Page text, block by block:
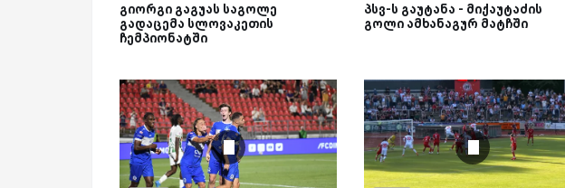
გიორგი გაგუას საგოლე
გადაცემა სლოვაკეთის
ჩემპიონატში
პსვ-ს გაუტანა - მიქაუტაძის
გოლი ამხანაგურ მატჩში